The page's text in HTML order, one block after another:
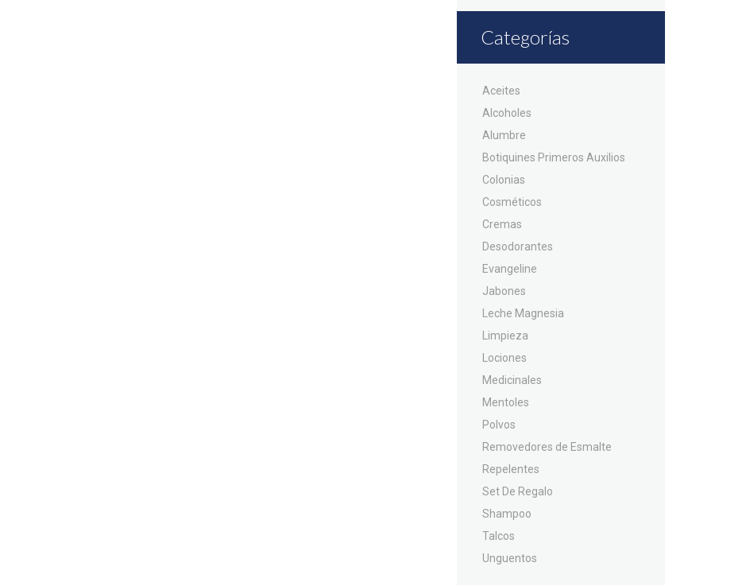
Categorías
Aceites
Alcoholes
Alumbre
Botiquines Primeros Auxilios
Colonias
Cosméticos
Cremas
Desodorantes
Evangeline
Jabones
Leche Magnesia
Limpieza
Lociones
Medicinales
Mentoles
Polvos
Removedores de Esmalte
Repelentes
Set De Regalo
Shampoo
Talcos
Unguentos